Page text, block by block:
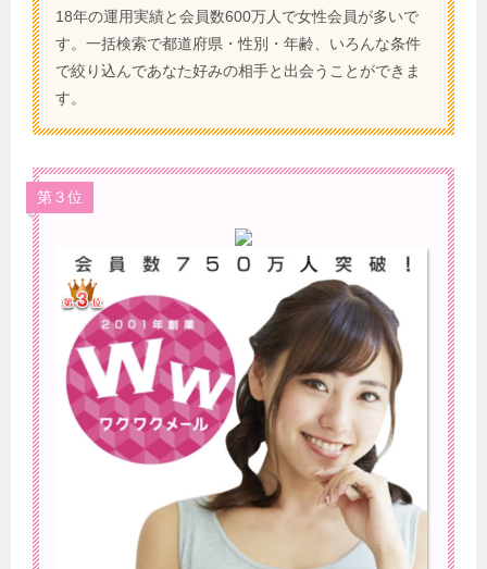
18年の運用実績と会員数600万人で女性会員が多いで
す。一括検索で都道府県・性別・年齢、いろんな条件
で絞り込んであなた好みの相手と出会うことができま
す。
第３位